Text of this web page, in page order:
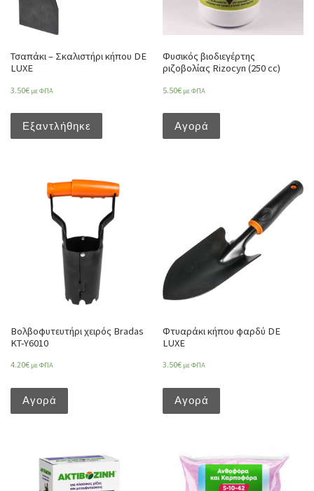
Τσαπάκι – Σκαλιστήρι κήπου DE
LUXE
3.50€ με ΦΠΑ
Εξαντλήθηκε
Φυσικός βιοδιεγέρτης
ριζοβολίας Rizocyn (250 cc)
5.50€ με ΦΠΑ
Αγορά
Βολβοφυτευτήρι χειρός Bradas
KT-Y6010
4.20€ με ΦΠΑ
Αγορά
Φτυαράκι κήπου φαρδύ DE
LUXE
3.50€ με ΦΠΑ
Αγορά